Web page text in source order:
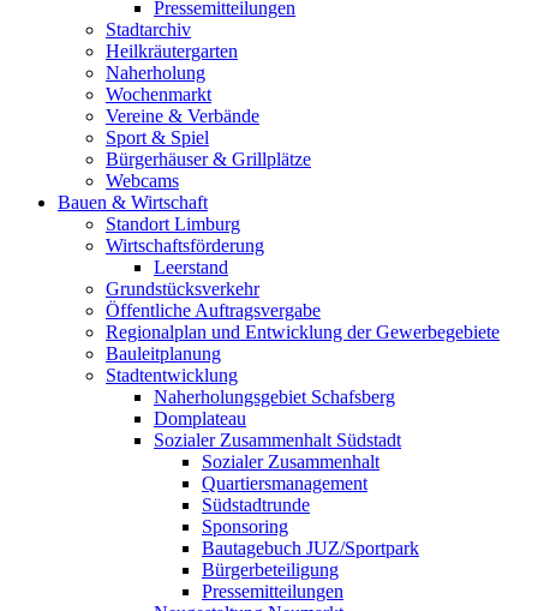
Pressemitteilungen
Stadtarchiv
Heilkräutergarten
Naherholung
Wochenmarkt
Vereine & Verbände
Sport & Spiel
Bürgerhäuser & Grillplätze
Webcams
Bauen & Wirtschaft
Standort Limburg
Wirtschaftsförderung
Leerstand
Grundstücksverkehr
Öffentliche Auftragsvergabe
Regionalplan und Entwicklung der Gewerbegebiete
Bauleitplanung
Stadtentwicklung
Naherholungsgebiet Schafsberg
Domplateau
Sozialer Zusammenhalt Südstadt
Sozialer Zusammenhalt
Quartiersmanagement
Südstadtrunde
Sponsoring
Bautagebuch JUZ/Sportpark
Bürgerbeteiligung
Pressemitteilungen